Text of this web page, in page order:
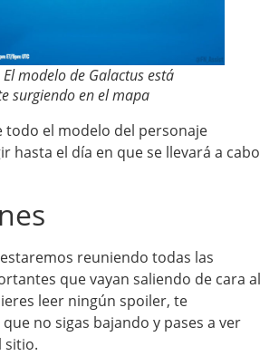
El modelo de Galactus está
surgiendo en el mapa
todo el modelo del personaje
hasta el día en que se llevará a cabo
reuniendo todas las
que vayan saliendo de cara al
leer ningún spoiler, te
no sigas bajando y pases a ver
sitio.